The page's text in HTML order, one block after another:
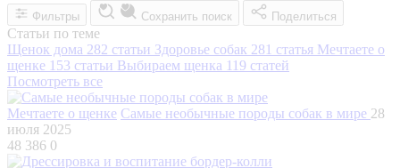
Фильтры Сохранить поиск Поделиться
Статьи по теме
Щенок дома 282 статьи Здоровье собак 281 статья Мечтаете о
щенке 153 статьи Выбираем щенка 119 статей
Посмотреть все
Мечтаете о щенке Самые необычные породы собак в мире 28
июля 2025
48 386 0